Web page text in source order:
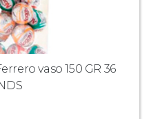
vaso 150 GR 36